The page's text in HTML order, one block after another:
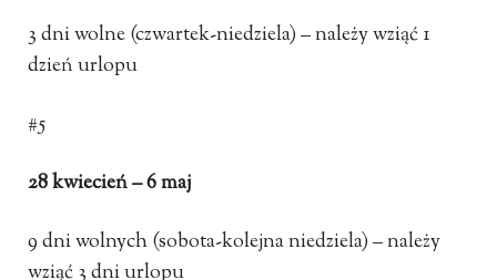
3 dni wolne (czwartek-niedziela) – należy wziąć 1
dzień urlopu
#5
28 kwiecień – 6 maj
9 dni wolnych (sobota-kolejna niedziela) – należy
wziąć 3 dni urlopu